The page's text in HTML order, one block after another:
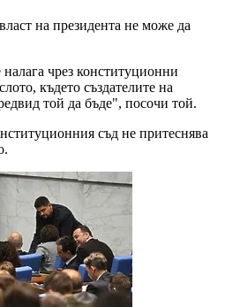
на президента не може да
чрез конституционни
където създателите на
той да бъде", посочи той.
съд не притеснява